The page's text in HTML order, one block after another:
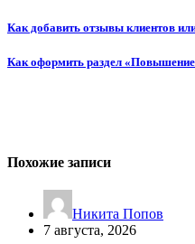
Как добавить отзывы клиентов
Как оформить раздел
Похожие записи
Никита Попов
7 августа, 2026